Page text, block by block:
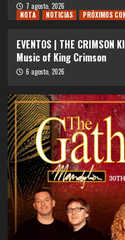
7 agosto, 2026
NOTA
NOTICIAS PRÓXIMOS
EVENTOS | THE
Music of King Crimson
6 agosto, 2026